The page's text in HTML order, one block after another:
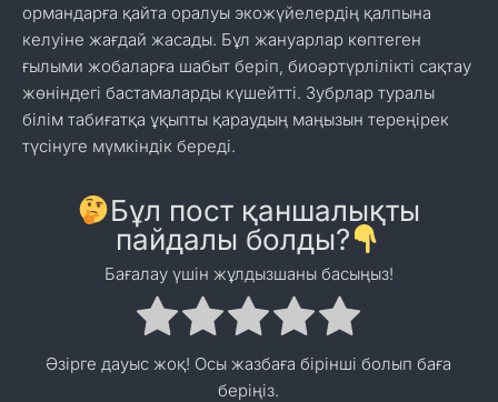
ормандарға қайта оралуы экожүйелердің қалпына
келуіне жағдай жасады. Бұл жануарлар көптеген
ғылыми жобаларға шабыт беріп, биоәртүрлілікті сақтау
жөніндегі бастамаларды күшейтті. Зубрлар туралы
білім табиғатқа ұқыпты қараудың маңызын тереңірек
түсінуге мүмкіндік береді.
Бұл пост қаншалықты
пайдалы болды?
Бағалау үшін жұлдызшаны басыңыз!
Әзірге дауыс жоқ! Осы жазбаға бірінші болып баға
беріңіз.